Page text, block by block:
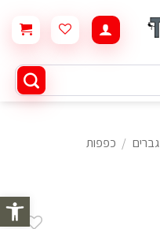
פתח
גברים / כפפות